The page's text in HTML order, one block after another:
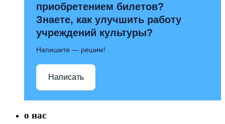
приобретением билетов?
Знаете, как улучшить работу
учреждений культуры?
Напишите — решим!
Написать
о нас